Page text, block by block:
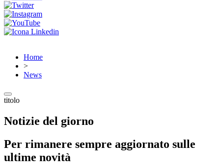
Home
>
News
titolo
Notizie del giorno
Per rimanere sempre aggiornato sulle
ultime novità